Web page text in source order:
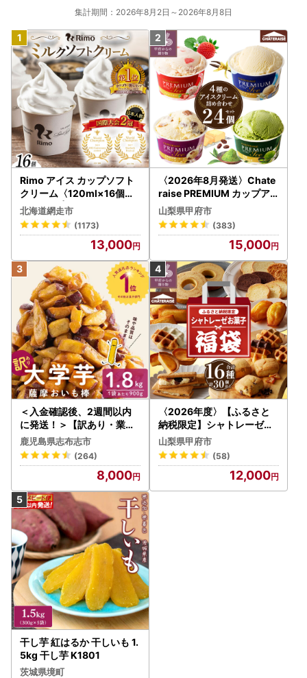
集計期間：2026年8月2日～2026年8月8日
Rimo アイス カップソフト
クリーム〈120ml×16個〉
ABA002 | アイス
北海道網走市
(1173)
13,000
〈2026年8月発送〉Chate
raise PREMIUM カップア
イス 詰合せ 4種 24個 アイ
ス
山梨県甲府市
(383)
15,000
＜入金確認後、2週間以内
に発送！＞【訳あり・業務
用】薩摩おいも棒セット 計
1.8kg(900g×2袋) p8-142
-2w
鹿児島県志布志市
(264)
8,000
〈2026年度〉【ふるさと
納税限定】シャトレーゼ人
気お菓子勢ぞろい!! お菓子
福箱 シャトレーゼ
山梨県甲府市
(58)
12,000
干し芋 紅はるか 干しいも 1.
5kg 干し芋 K1801
茨城県境町